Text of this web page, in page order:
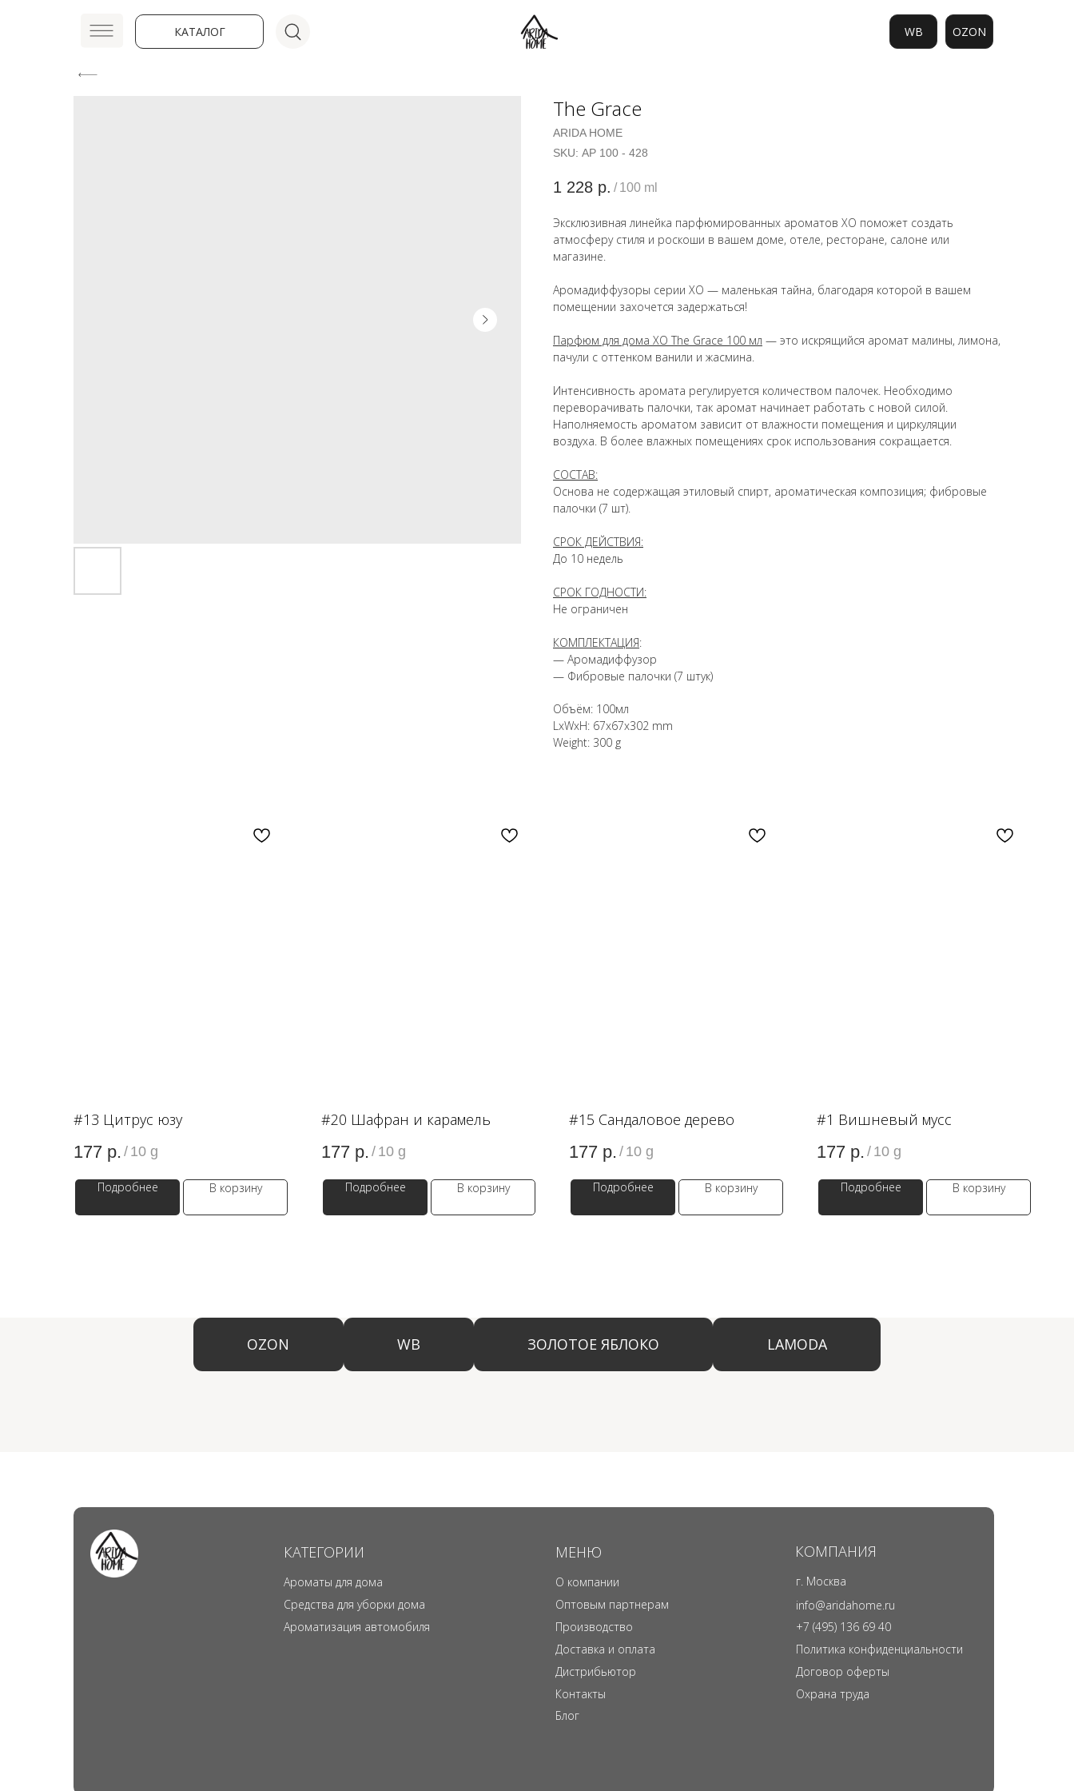
КАТАЛОГ WB OZON
The Grace
ARIDA HOME
SKU: АР 100 - 428
1 228 р. / 100 ml
Эксклюзивная линейка парфюмированных ароматов ХО поможет создать
атмосферу стиля и роскоши в вашем доме, отеле, ресторане, салоне или
магазине.
Аромадиффузоры серии ХО — маленькая тайна, благодаря которой в вашем
помещении захочется задержаться!
Парфюм для дома ХО The Grace 100 мл — это искрящийся аромат малины, лимона,
пачули с оттенком ванили и жасмина.
Интенсивность аромата регулируется количеством палочек. Необходимо
переворачивать палочки, так аромат начинает работать с новой силой.
Наполняемость ароматом зависит от влажности помещения и циркуляции
воздуха. В более влажных помещениях срок использования сокращается.
СОСТАВ:
Основа не содержащая этиловый спирт, ароматическая композиция; фибровые
палочки (7 шт).
СРОК ДЕЙСТВИЯ:
До 10 недель
СРОК ГОДНОСТИ:
Не ограничен
КОМПЛЕКТАЦИЯ:
— Аромадиффузор
— Фибровые палочки (7 штук)
Объём: 100мл
LxWxH: 67x67x302 mm
Weight: 300 g
#13 Цитрус юзу
177 р. / 10 g
Подробнее В корзину
#20 Шафран и карамель
177 р. / 10 g
Подробнее В корзину
#15 Сандаловое дерево
177 р. / 10 g
Подробнее В корзину
#1 Вишневый мусс
177 р. / 10 g
Подробнее В корзину
OZON ЗОЛОТОЕ ЯБЛОКО LAMODA
КАТЕГОРИИ
Ароматы для дома
Ароматизация автомобиля
Средства для уборки дома
МЕНЮ
О компании
Производство
Оптовым партнерам
Контакты
КОМПАНИЯ
г. Москва
info@aridahome.ru
+7 (495) 136 69 40
Политика конфиденциальности
Договор оферты
Охрана труда
Дистрибьютор
Доставка и оплата
Блог